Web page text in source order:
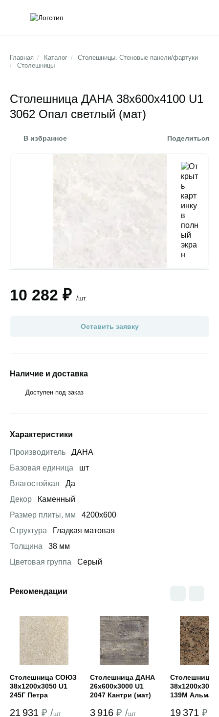
Главная / Каталог /
Столешницы. Стеновые панели/фартуки
/
Столешницы
Столешница ДАНА 38х600х4100 U1
3062 Опал светлый (мат)
В избранное Поделиться
10 282 ₽ /шт
Оставить заявку
Наличие и доставка
Доступен под заказ
Характеристики
Производитель
ДАНА
Базовая единица
шт
Влагостойкая
Да
Декор
Каменный
Размер плиты, мм
4200х600
Структура
Гладкая матовая
Толщина
38 мм
Цветовая группа
Серый
Рекомендации
Столешница СОЮЗ
38х1200х3050 U1
245Г Петра
21 931 ₽ /шт
Столешница ДАНА
26х600х3000 U1
2047 Кантри (мат)
3 916 ₽ /шт
Столешница
38х1200х3050
139М
19 371 ₽ /